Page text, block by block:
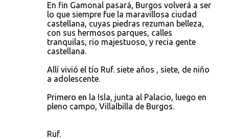
En fin Gamonal pasará, Burgos volverá a ser
lo que siempre fue la maravillosa ciudad
castellana, cuyas piedras rezuman belleza,
con sus hermosos parques, calles
tranquilas, rio majestuoso, y recia gente
castellana.
Allí vivió el tío Ruf. siete años , siete, de niño
a adolescente.
Primero en la Isla, junta al Palacio, luego en
pleno campo, Villalbilla de Burgos.
Ruf.